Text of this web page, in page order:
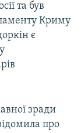
та був
Криму
є
зради
про